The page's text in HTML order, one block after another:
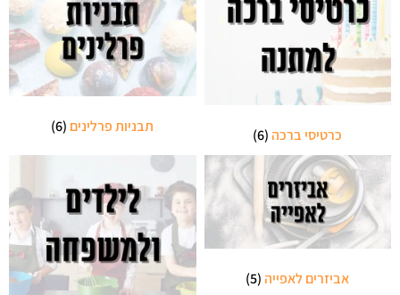
כרטיסי ברכה(6) תבניות פרלינים (6)
אביזרים לאפייה(5)